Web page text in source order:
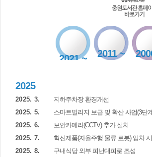
2021 ~
2011 ~
2025
2025. 3.
지하주차장 환경개선
2025. 5.
스마트빌리지 보급 및 확산 사업(3단
2025. 6.
보안카메라(CCTV) 추가 설치
2025. 7.
혁신제품(자율주행 물류 로봇) 임차
2025. 8.
구내식당 외부 피난대피로 조성